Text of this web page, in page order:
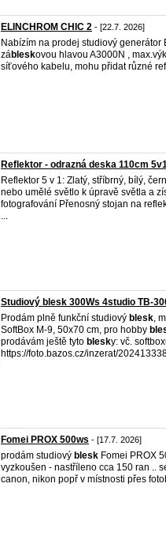
ELINCHROM CHIC 2 - [22.7. 2026]
Nabízím na prodej studiový
zábleskovou hlavou A3000N ,
síťového kabelu, mohu přidat různé
Reflektor - odrazná deska 110cm
Reflektor 5 v 1: Zlatý, stříbrný, bílý,
nebo umělé světlo k úpravě světla a
fotografování Přenosný stojan na
...
Studiový blesk 300Ws 4studio TB-
Prodám plně funkční studiový blesk,
SoftBox M-9, 50x70 cm, pro hobby
prodávám ještě tyto blesky: vč.
https://foto.bazos.cz/inzerat/
Fomei PROX 500ws - [17.7. 2026]
prodám studiový blesk Fomei PROX
vyzkoušen - nastříleno cca 150 ran ..
canon, nikon popř v místnosti přes